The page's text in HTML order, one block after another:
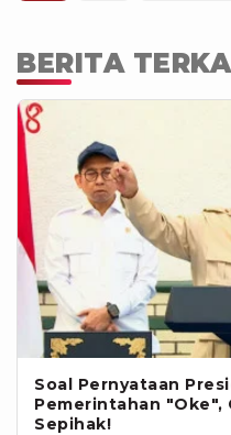
BERITA
Soal Pernyataan
Pemerintahan "Oke",
Sepihak!